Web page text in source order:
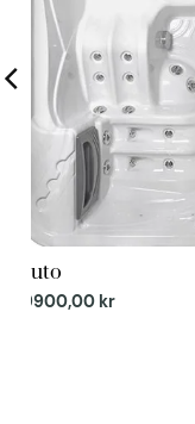
Pluto
89900,00 kr